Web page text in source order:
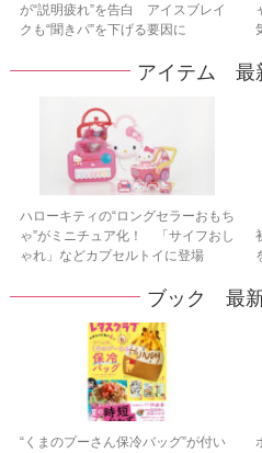
が“説明疲れ”を告白 アイスブレイ
クも“聞きパ”を下げる要因に
アイテム 最
ハローキティの“ロングセラーおもち
ゃ”がミニチュア化！ 「サイフおし
ゃれ」などカプセルトイに登場
ブック 最
“くまのプーさん保冷バッグ”が付い